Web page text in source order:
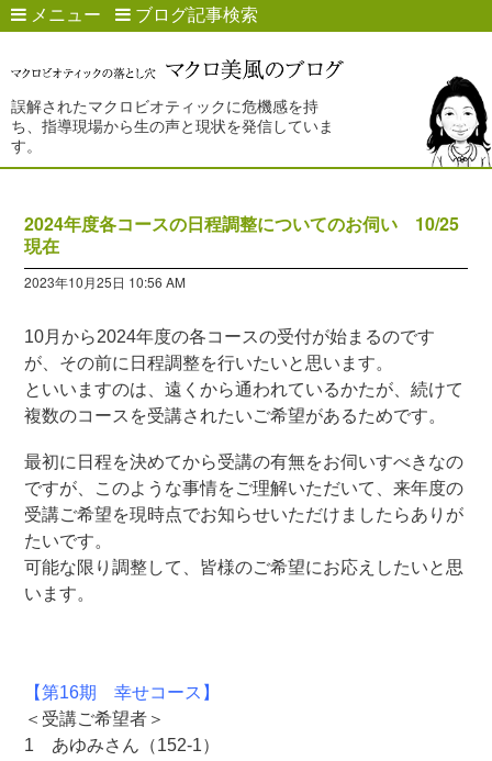
メニュー ブログ記事検索
誤解されたマクロビオティックに危機感を持
ち、指導現場から生の声と現状を発信していま
す。
2024年度各コースの日程調整についてのお伺い 10/25
現在
2023年10月25日 10:56 AM
10月から2024年度の各コースの受付が始まるのです
が、その前に日程調整を行いたいと思います。
といいますのは、遠くから通われているかたが、続けて
複数のコースを受講されたいご希望があるためです。
最初に日程を決めてから受講の有無をお伺いすべきなの
ですが、このような事情をご理解いただいて、来年度の
受講ご希望を現時点でお知らせいただけましたらありが
たいです。
可能な限り調整して、皆様のご希望にお応えしたいと思
います。
【第16期 幸せコース】
＜受講ご希望者＞
1 あゆみさん（152-1）